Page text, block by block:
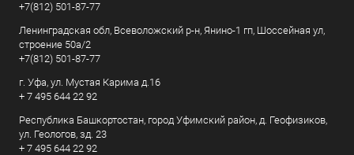
+7(812) 501-87-77
Ленинградская обл, Всеволожский р-н, Янино-1 гп, Шоссейная ул,
строение 50а/2
+7(812) 501-87-77
г. Уфа, ул. Мустая Карима д.16
+ 7 495 644 22 92
Республика Башкортостан, город Уфимский район, д. Геофизиков,
ул. Геологов, зд. 23
+ 7 495 644 22 92